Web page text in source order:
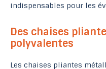
indispensables pour les
Des chaises
polyvalentes
Les chaises pliantes